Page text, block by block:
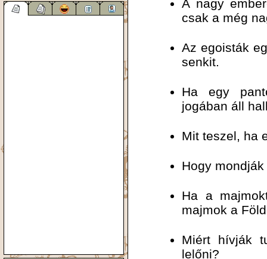
A nagy
csak a még
Az egoisták
senkit.
Ha egy
jogában áll
Mit teszel, ha
Hogy
Ha a
majmok a
Miért hívják
lelőni?